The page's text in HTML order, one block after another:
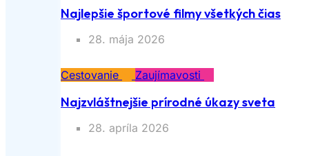
Najlepšie športové filmy všetkých čias
28. mája 2026
Cestovanie Zaujímavosti
Najzvláštnejšie prírodné úkazy sveta
28. apríla 2026